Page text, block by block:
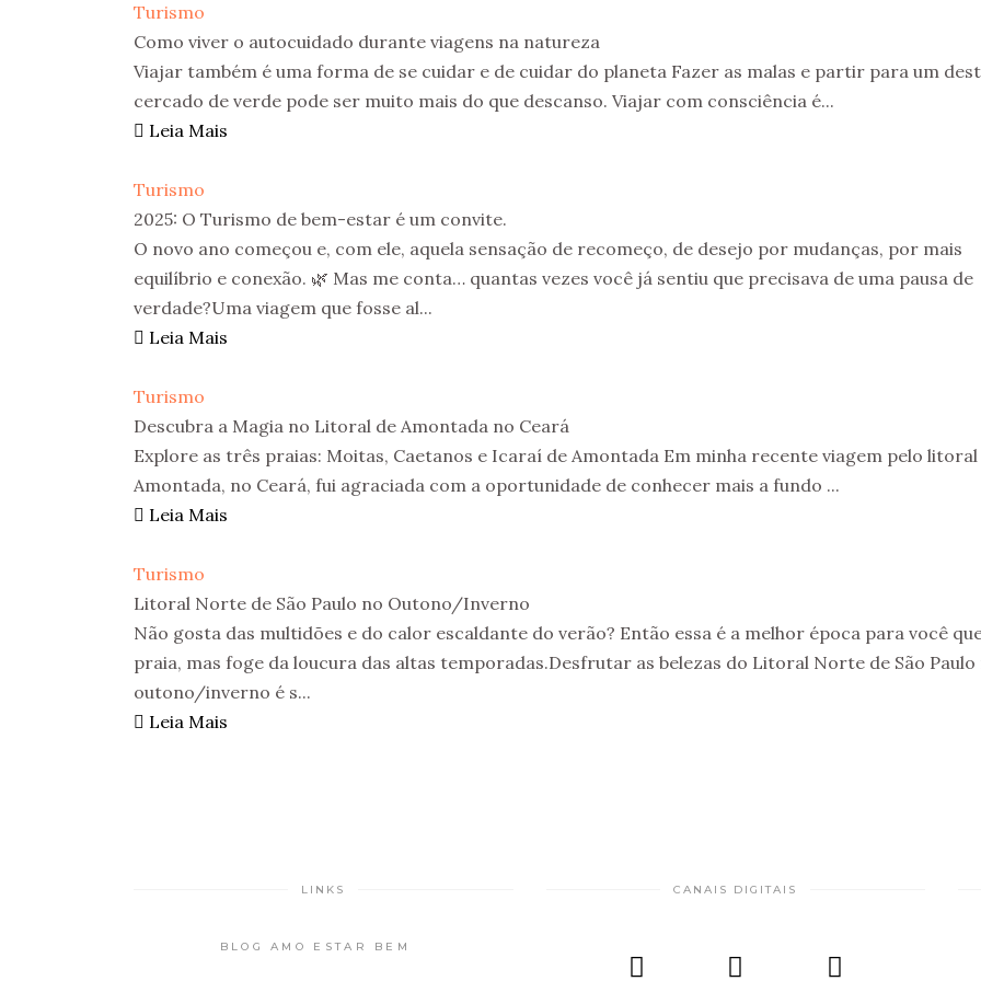
Turismo
Como viver o autocuidado durante viagens na natureza
Viajar também é uma forma de se cuidar e de cuidar do planeta Fazer as malas e partir para um
cercado de verde pode ser muito mais do que descanso. Viajar com consciência é...
Leia Mais
Turismo
2025: O Turismo de bem-estar é um convite.
O novo ano começou e, com ele, aquela sensação de recomeço, de desejo por mudanças, por mais
equilíbrio e conexão. 🌿 Mas me conta… quantas vezes você já sentiu que precisava de uma pausa de
verdade?Uma viagem que fosse al...
Leia Mais
Turismo
Descubra a Magia no Litoral de Amontada no Ceará
Explore as três praias: Moitas, Caetanos e Icaraí de Amontada Em minha recente viagem pelo litoral
Amontada, no Ceará, fui agraciada com a oportunidade de conhecer mais a fundo ...
Leia Mais
Turismo
Litoral Norte de São Paulo no Outono/Inverno
Não gosta das multidões e do calor escaldante do verão? Então essa é a melhor época para você
praia, mas foge da loucura das altas temporadas.Desfrutar as belezas do Litoral Norte de São Paulo
outono/inverno é s...
Leia Mais
LINKS
BLOG AMO ESTAR BEM
CANAIS DIGITAIS